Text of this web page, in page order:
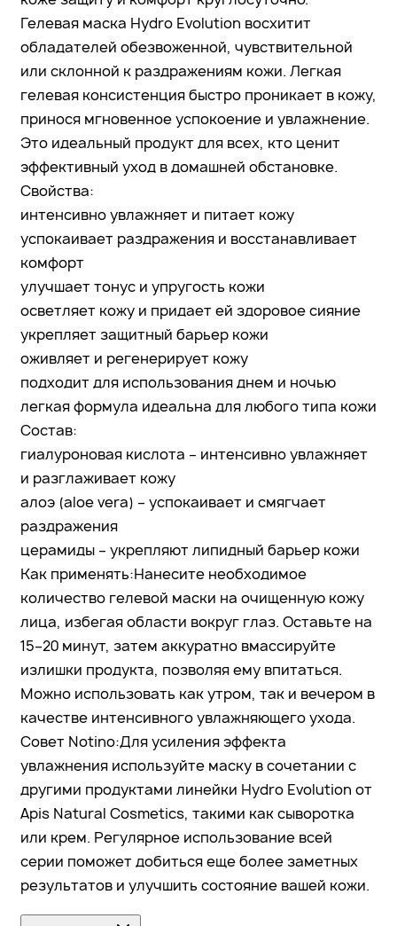
Гелевая маска Hydro Evolution восхитит
обладателей обезвоженной, чувствительной
или склонной к раздражениям кожи. Легкая
гелевая консистенция быстро проникает в кожу,
принося мгновенное успокоение и увлажнение.
Это идеальный продукт для всех, кто ценит
эффективный уход в домашней обстановке.
Свойства:
интенсивно увлажняет и питает кожу
успокаивает раздражения и восстанавливает
комфорт
улучшает тонус и упругость кожи
осветляет кожу и придает ей здоровое сияние
укрепляет защитный барьер кожи
оживляет и регенерирует кожу
подходит для использования днем и ночью
легкая формула идеальна для любого типа кожи
Состав:
гиалуроновая кислота – интенсивно увлажняет
и разглаживает кожу
алоэ (aloe vera) – успокаивает и смягчает
раздражения
церамиды – укрепляют липидный барьер кожи
Как применять:Нанесите необходимое
количество гелевой маски на очищенную кожу
лица, избегая области вокруг глаз. Оставьте на
15–20 минут, затем аккуратно вмассируйте
излишки продукта, позволяя ему впитаться.
Можно использовать как утром, так и вечером в
качестве интенсивного увлажняющего ухода.
Совет Notino:Для усиления эффекта
увлажнения используйте маску в сочетании с
другими продуктами линейки Hydro Evolution от
Apis Natural Cosmetics, такими как сыворотка
или крем. Регулярное использование всей
серии поможет добиться еще более заметных
результатов и улучшить состояние вашей кожи.